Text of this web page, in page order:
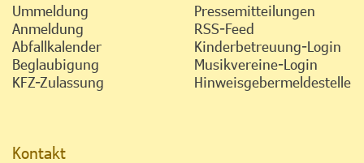
Ummeldung
Anmeldung
Abfallkalender
Beglaubigung
KFZ-Zulassung
Pressemitteilungen
RSS-Feed
Kinderbetreuung-Login
Musikvereine-Login
Hinweisgebermeldestelle
Kontakt